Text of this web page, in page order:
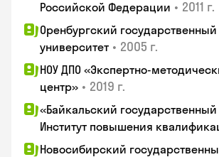
Российской Федерации • 2011 г.
Оренбургский государственный
университет • 2005 г.
НОУ ДПО «Экспертно-
центр» • 2019 г.
«Байкальский
Институт повышения
Новосибирский